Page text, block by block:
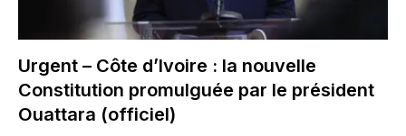
Urgent – Côte d’Ivoire : la nouvelle
Constitution promulguée par le président
Ouattara (officiel)